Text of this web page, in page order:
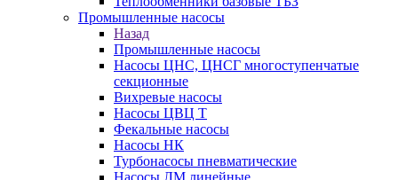
Промышленные насосы
Назад
Промышленные насосы
Насосы ЦНС, ЦНСГ многоступенчатые
секционные
Вихревые насосы
Насосы ЦВЦ Т
Фекальные насосы
Насосы НК
Турбонасосы пневматические
Насосы ЛМ линейные